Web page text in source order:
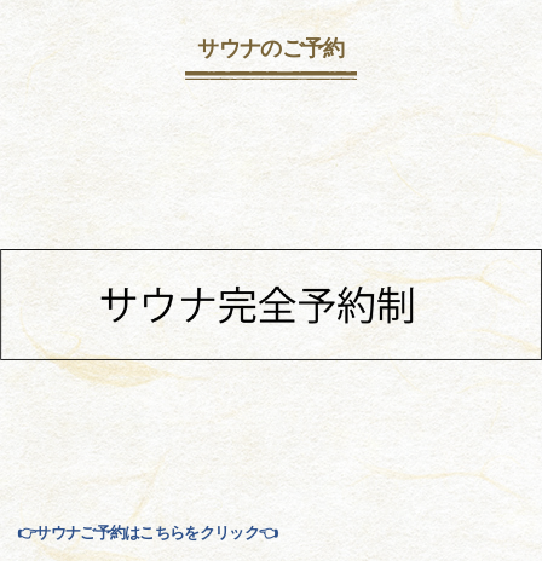
サウナのご予約
👉サウナご予約はこちらをクリック👈